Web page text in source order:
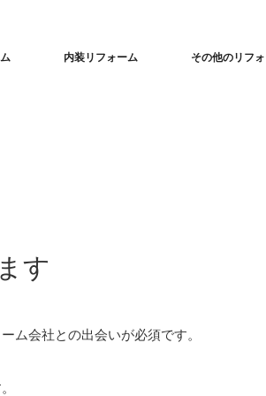
内装リフォーム その他のリフ
す
ム会社との出会いが必須です。